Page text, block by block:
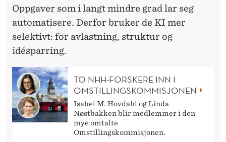
Oppgaver som i langt mindre grad lar seg
automatisere. Derfor bruker de KI mer
selektivt: for avlastning, struktur og
idésparring.
TO NHH-FORSKERE INN I
OMSTILLINGSKOMMISJONEN
Isabel M. Hovdahl og Linda
Nøstbakken blir medlemmer i den
mye omtalte
Omstillingskommisjonen.